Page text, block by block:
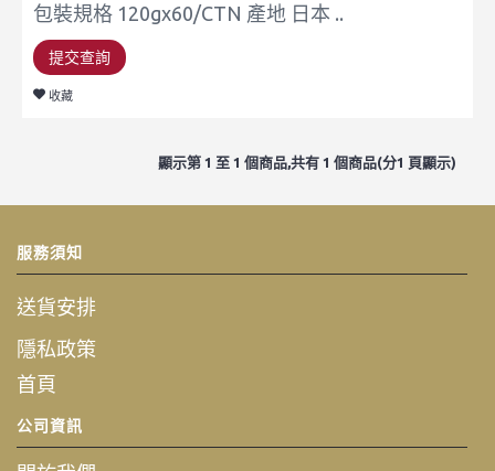
包裝規格 120gx60/CTN 產地 日本 ..
提交查詢
收藏
顯示第 1 至 1 個商品,共有 1 個商品(分1 頁顯示)
服務須知
送貨安排
隱私政策
首頁
公司資訊